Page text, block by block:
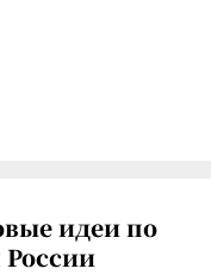
идеи по